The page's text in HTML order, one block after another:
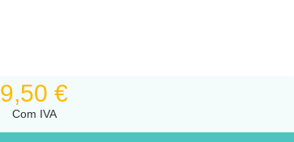
9,50 €
Com IVA